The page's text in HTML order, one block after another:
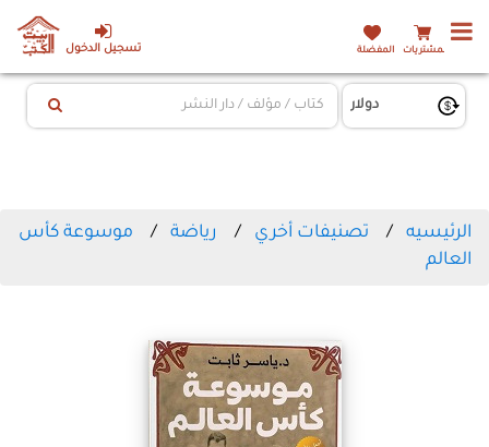
تسجيل الدخول المشتريات المفضلة
الرئيسيه تصنيفات أخري رياضة
موسوعة كأس
العالم